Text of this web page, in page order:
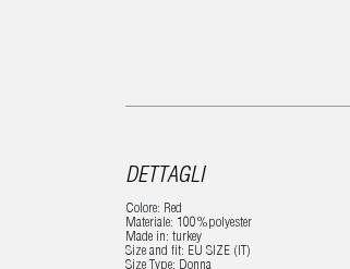
DETTAGLI
Colore: Red
Materiale: 100%polyester
Made in: turkey
Size and fit: EU SIZE (IT)
Size Type: Donna